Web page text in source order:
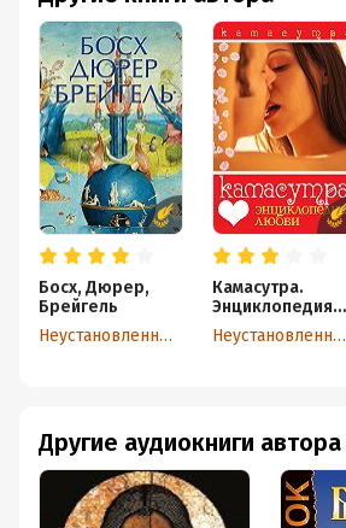
Босх, Дюрер,
Брейгель
Неустановленный автор
Камасутра.
Энциклопедия
любви
Неустановленный автор
Другие аудиокниги автора